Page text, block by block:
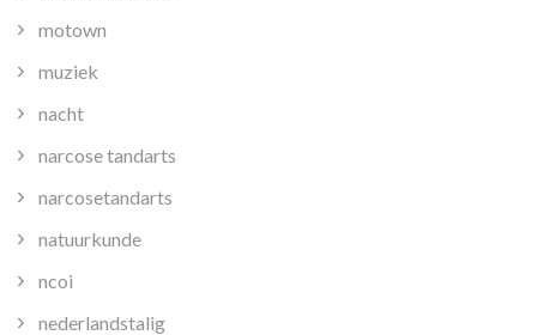
motown
muziek
nacht
narcose tandarts
narcosetandarts
natuurkunde
ncoi
nederlandstalig